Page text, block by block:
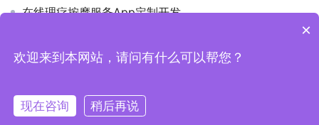
在线理疗按摩服务App定制开发
×
欢迎来到本网站，请问有什么可以帮您？
现在咨询 稍后再说